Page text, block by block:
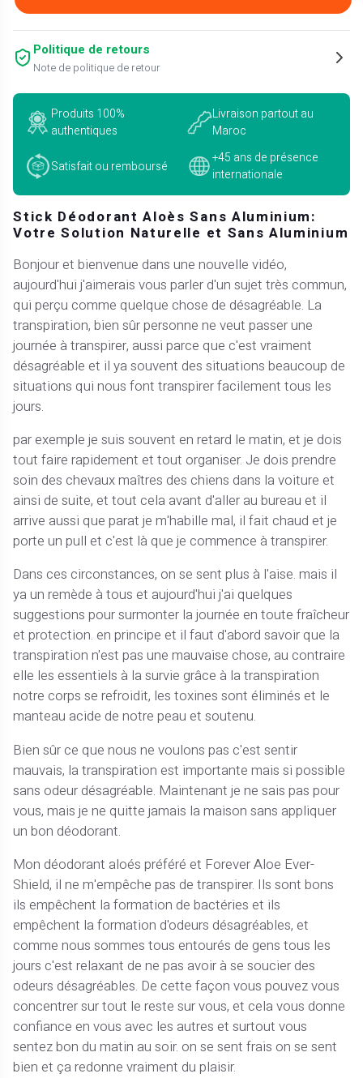
Politique de retours
Note de politique de retour
Produits 100%
authentiques
Livraison partout au
Maroc
Satisfait ou remboursé
+45 ans de présence
internationale
Stick Déodorant Aloès Sans Aluminium:
Votre Solution Naturelle et Sans Aluminium
Bonjour et bienvenue dans une nouvelle vidéo,
aujourd'hui j'aimerais vous parler d'un sujet très commun,
qui perçu comme quelque chose de désagréable. La
transpiration, bien sûr personne ne veut passer une
journée à transpirer, aussi parce que c'est vraiment
désagréable et il ya souvent des situations beaucoup de
situations qui nous font transpirer facilement tous les
jours.
par exemple je suis souvent en retard le matin, et je dois
tout faire rapidement et tout organiser. Je dois prendre
soin des chevaux maîtres des chiens dans la voiture et
ainsi de suite, et tout cela avant d'aller au bureau et il
arrive aussi que parat je m'habille mal, il fait chaud et je
porte un pull et c'est là que je commence à transpirer.
Dans ces circonstances, on se sent plus à l'aise. mais il
ya un remède à tous et aujourd'hui j'ai quelques
suggestions pour surmonter la journée en toute fraîcheur
et protection. en principe et il faut d'abord savoir que la
transpiration n'est pas une mauvaise chose, au contraire
elle les essentiels à la survie grâce à la transpiration
notre corps se refroidit, les toxines sont éliminés et le
manteau acide de notre peau et soutenu.
Bien sûr ce que nous ne voulons pas c'est sentir
mauvais, la transpiration est importante mais si possible
sans odeur désagréable. Maintenant je ne sais pas pour
vous, mais je ne quitte jamais la maison sans appliquer
un bon déodorant.
Mon déodorant aloés préféré et Forever Aloe Ever-
Shield, il ne m'empêche pas de transpirer. Ils sont bons
ils empêchent la formation de bactéries et ils
empêchent la formation d'odeurs désagréables, et
comme nous sommes tous entourés de gens tous les
jours c'est relaxant de ne pas avoir à se soucier des
odeurs désagréables. De cette façon vous pouvez vous
concentrer sur tout le reste sur vous, et cela vous donne
confiance en vous avec les autres et surtout vous
sentez bon du matin au soir. on se sent frais on se sent
bien et ça redonne vraiment du plaisir.